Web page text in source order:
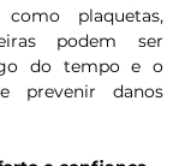
como plaquetas,
podem ser
do tempo e o
prevenir danos